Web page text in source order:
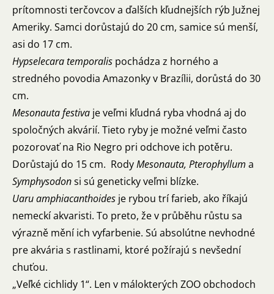
prítomnosti terčovcov a ďalších kľudnejších rýb Južnej
Ameriky. Samci dorůstajú do 20 cm, samice sú menší,
asi do 17 cm.
Hypselecara temporalis pochádza z horného a
stredného povodia Amazonky v Brazílii, dorůstá do 30
cm.
Mesonauta festiva je veľmi kľudná ryba vhodná aj do
spoločných akvárií. Tieto ryby je možné veľmi často
pozorovať na Rio Negro pri odchove ich potěru.
Dorůstajú do 15 cm. RodyMesonauta, Pterophyllum a
Symphysodonsi sú geneticky veľmi blízke.
Uaru amphiacanthoides je rybou trí farieb, ako říkajú
nemeckí akvaristi. To preto, že v průběhu růstu sa
výrazně mění ich vyfarbenie. Sú absolútne nevhodné
pre akvária s rastlinami, ktoré požírajú s nevšední
chuťou.
„Veľké cichlidy 1“. Len v málokterých ZOO obchodoch